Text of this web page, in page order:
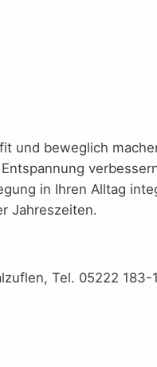
und beweglich
in Ihren Alltag
Jahreszeiten.
Tel. 05222 183-